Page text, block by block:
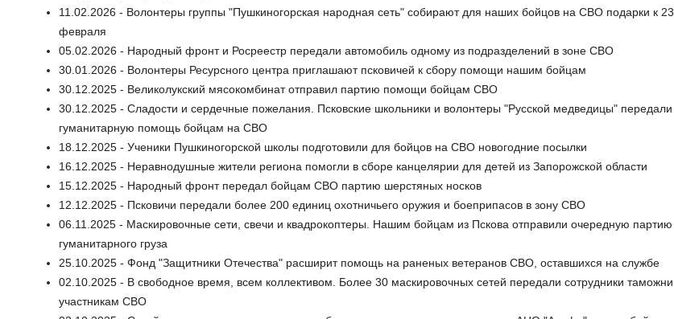
11.02.2026 - Волонтеры группы "Пушкиногорская народная сеть" собирают для наших бойцов на СВО подарки к 23
февраля
05.02.2026 - Народный фронт и Росреестр передали автомобиль одному из подразделений в зоне СВО
30.01.2026 - Волонтеры Ресурсного центра приглашают псковичей к сбору помощи нашим бойцам
30.12.2025 - Великолукский мясокомбинат отправил партию помощи бойцам СВО
30.12.2025 - Сладости и сердечные пожелания. Псковские школьники и волонтеры "Русской медведицы" передали
гуманитарную помощь бойцам на СВО
18.12.2025 - Ученики Пушкиногорской школы подготовили для бойцов на СВО новогодние посылки
16.12.2025 - Неравнодушные жители региона помогли в сборе канцелярии для детей из Запорожской области
15.12.2025 - Народный фронт передал бойцам СВО партию шерстяных носков
12.12.2025 - Псковичи передали более 200 единиц охотничьего оружия и боеприпасов в зону СВО
06.11.2025 - Маскировочные сети, свечи и квадрокоптеры. Нашим бойцам из Пскова отправили очередную партию
гуманитарного груза
25.10.2025 - Фонд "Защитники Отечества" расширит помощь на раненых ветеранов СВО, оставшихся на службе
02.10.2025 - В свободное время, всем коллективом. Более 30 маскировочных сетей передали сотрудники таможни
участникам СВО